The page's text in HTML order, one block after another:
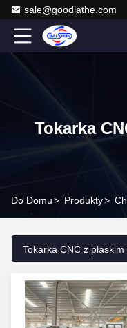
sale@goodlathe.com
Tokarka
Do Domu> Produkty>
Tokarka CNC z płaskim